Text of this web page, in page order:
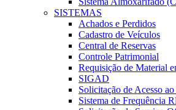
SISTEMAS
Achados e Perdidos
Cadastro de Veículos
Central de Reservas
Controle Patrimonial
Requisição de Material
SIGAD
Solicitação de Acesso
Sistema de Frequência